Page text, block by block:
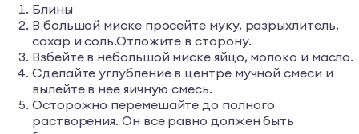
Блины
В большой миске просейте муку, разрыхлитель,
сахар и соль.Отложите в сторону.
Взбейте в небольшой миске яйцо, молоко и масло.
Сделайте углубление в центре мучной смеси и
вылейте в нее яичную смесь.
Осторожно перемешайте до полного
растворения. Он все равно должен быть